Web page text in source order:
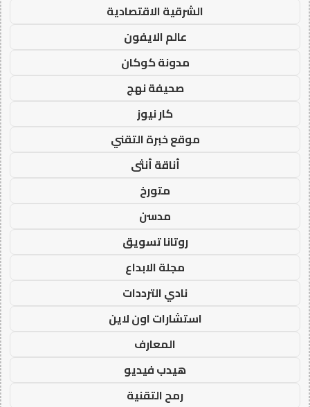
الشرقية الاقتصادية
عالم الايفون
مدونة كوكان
صحيفة نهج
كار نيوز
موقع خبرة التقني
أناقة أنثى
متورخ
مدسن
روتانا تسويق
مجلة الابداع
نادي الترددات
استشارات اون لاين
المعارف
هيدب فيديو
رمح التقنية